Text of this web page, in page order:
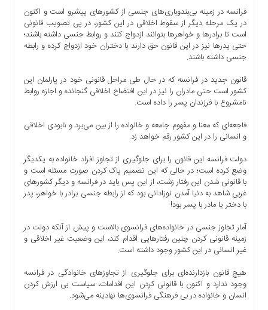
فرانسه در زمینه بی‌بندوباری‌های جنسی از کشور‌های پیشرو است و اکنون
در یک مرحله دیگر از سقوط اخلاقی در این کشور، در پی تصویب قانونی
است تا برادر‌ها و خواهر‌ها بتوانند ازدواج کنند و روابط جنسی داشته باشند؛
حتی پدر‌ها نیز در این قانون حق دارند با دختران خود ازدواج کرده و رابطه
جنسی داشته باشند.
قانون جدید در فرانسه که در حال طی مراحل قانونی خود در پارلمان این
کشور است حتی مادران را نیز در این افتضاح اخلاقی گنجانده و اجازه روابط
نامشروع با فرزندان پسر را داده است.
فاجعه‌ای که معنا و مفهوم جامعه و خانواده را از بین می‌برد و نابودی اخلاقی
و انسانی را در این کشور رقم خواهد زد.
دولت فرانسه این قانون را برای جلوگیری از تجاوز افراد خانواده به یکدیگر
وضع کرده است؛ در حالی که این تصمیم پاک کردن صورت مسئله است و
با قانونی شدن این رفتار زشت، از این پس باید در فرانسه و دیگر کشور‌های
غربی شاهد به دنیا آمدن نوزادانی بود که از رابطه جنسی برادر با خواهر، پدر
با دختر یا مادر با پسر بود!
آمار تجاوز جنسی در خانواده‌های فرانسوی بالاست و پیش از آنکه دولت در
زمینه قانونی کردن چنین رفتار‌هایی اقدام کند، این وضعیت غیر اخلاقی و
غیر انسانی در این کشور وجود داشته است.
هیچ قانون بازدارنده‌ای برای جلوگیری از تجاوزهای خانوادگی در فرانسه
وجود ندارد و اکنون با قانونی کردن این اقدامات، سیاست بی‌ ارزش کردن
انسان و خانواده در بی‌ فرهنگی فرانسوی‌ها نهادینه می‌شود.